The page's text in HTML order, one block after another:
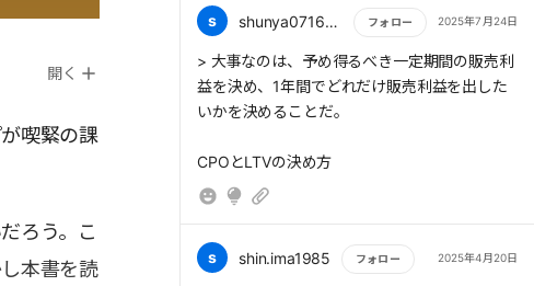
開く
喫緊の課
ろう。こ
本書を読
さあ、全力で目の前にいる人を支えていきま
しょう。
s shunya07162020 フォロー 2025年7月24日
もっと読む
> 大事なのは、予め得るべき一定期間の販売利
益を決め、1年間でどれだけ販売利益を出した
いかを決めることだ。
CPOとLTVの決め方
s shin.ima1985 フォロー 2025年4月20日